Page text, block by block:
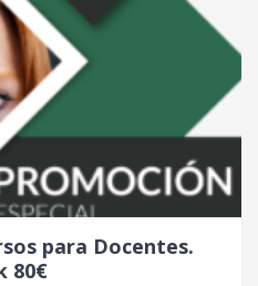
para Docentes.
80€